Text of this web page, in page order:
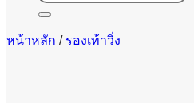
หน้าหลัก / รองเท้าวิ่ง